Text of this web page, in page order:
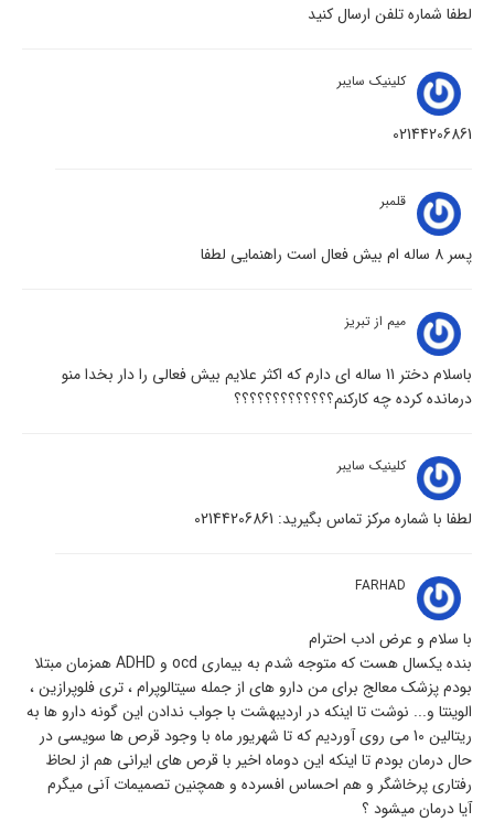
لطفا شماره تلفن ارسال کنید
کلینیک سایبر
02144206861
قلمبر
پسر 8 ساله ام بیش فعال است راهنمایی لطفا
میم از تبریز
باسلام دختر 11 ساله ای دارم که اکثر علایم بیش فعالی را دار بخدا منو
درمانده کرده چه کارکنم؟؟؟؟؟؟؟؟؟؟؟؟؟
کلینیک سایبر
لطفا با شماره مرکز تماس بگیرید: 02144206861
FARHAD
با سلام و عرض ادب احترام
بنده یکسال هست که متوجه شدم به بیماری ocd و ADHD همزمان مبتلا
بودم پزشک معالج برای من دارو های از جمله سیتالوپرام ، تری فلوپرازین ،
الوینتا و... نوشت تا اینکه در اردیبهشت با جواب ندادن این گونه دارو ها به
ریتالین 10 می روی آوردیم که تا شهریور ماه با وجود قرص ها سویسی در
حال درمان بودم تا اینکه این دوماه اخیر با قرص های ایرانی هم از لحاظ
رفتاری پرخاشگر و هم احساس افسرده و همچنین تصمیمات آنی میگرم
آیا درمان میشود ؟